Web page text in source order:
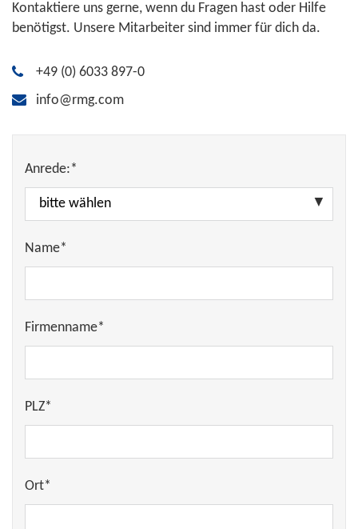
Kontaktiere uns gerne, wenn du Fragen hast oder Hilfe
benötigst. Unsere Mitarbeiter sind immer für dich da.
+49 (0) 6033 897-0
info@rmg.com
Anrede:*
Name*
Firmenname*
PLZ*
Ort*